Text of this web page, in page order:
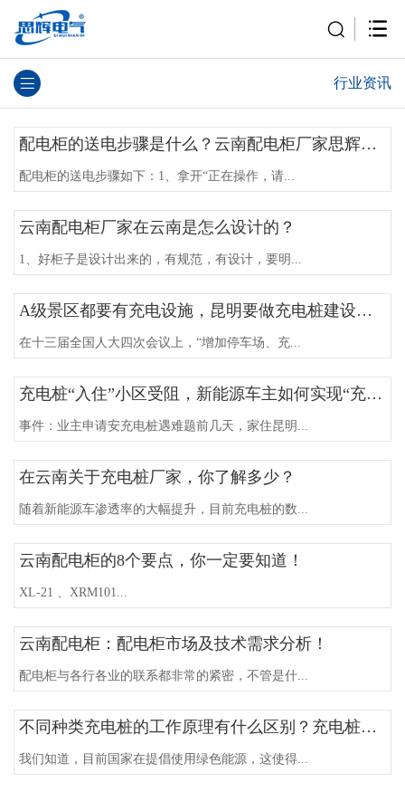
行业资讯
配电柜的送电步骤是什么？云南配电柜厂家思辉电气告诉你
配电柜的送电步骤如下：1、拿开“正在操作，请...
云南配电柜厂家在云南是怎么设计的？
1、好柜子是设计出来的，有规范，有设计，要明...
A级景区都要有充电设施，昆明要做充电桩建设潮头
在十三届全国人大四次会议上，“增加停车场、充...
充电桩“入住”小区受阻，新能源车主如何实现“充电自由”？
事件：业主申请安充电桩遇难题前几天，家住昆明...
在云南关于充电桩厂家，你了解多少？
随着新能源车渗透率的大幅提升，目前充电桩的数...
云南配电柜的8个要点，你一定要知道！
XL-21 、XRM101...
云南配电柜：配电柜市场及技术需求分析！
配电柜与各行各业的联系都非常的紧密，不管是什...
不同种类充电桩的工作原理有什么区别？充电桩工作原理又是什么呢？云南思辉为您解答！
我们知道，目前国家在提倡使用绿色能源，这使得...